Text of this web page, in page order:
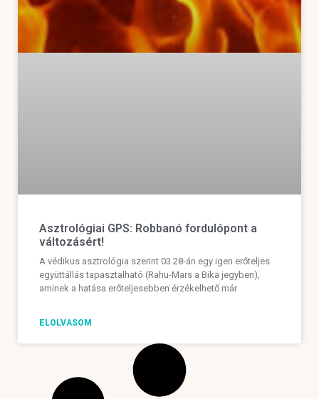
Asztrológiai GPS: Robbanó fordulópont a
változásért!
A védikus asztrológia szerint 03.28-án egy igen erőteljes
együttállás tapasztalható (Rahu-Mars a Bika jegyben),
aminek a hatása erőteljesebben érzékelhető már
ELOLVASOM